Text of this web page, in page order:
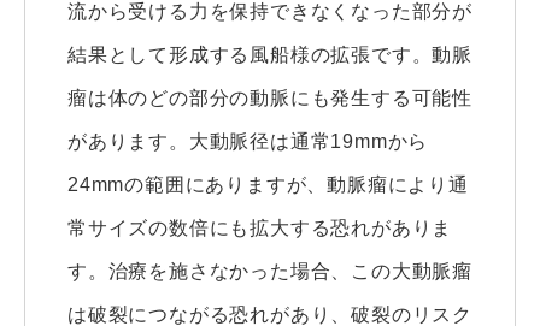
流から受ける力を保持できなくなった部分が
結果として形成する風船様の拡張です。動脈
瘤は体のどの部分の動脈にも発生する可能性
があります。大動脈径は通常19mmから
24mmの範囲にありますが、動脈瘤により通
常サイズの数倍にも拡大する恐れがありま
す。治療を施さなかった場合、この大動脈瘤
は破裂につながる恐れがあり、破裂のリスク